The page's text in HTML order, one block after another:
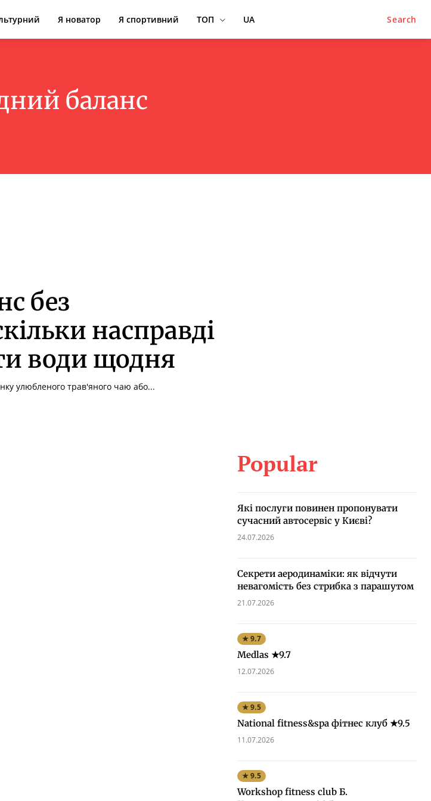
Я новатор Я спортивний ТОП UA Search
баланс
без
насправді
води щодня
улюбленого трав'яного чаю або...
Popular
Які послуги повинен пропонувати
сучасний автосервіс у Києві?
24.07.2026
Секрети аеродинаміки: як відчути
невагомість без стрибка з парашутом
21.07.2026
★ 9.7
Medlas ★9.7
12.07.2026
★ 9.5
National fitness&spa фітнес клуб ★9.5
11.07.2026
★ 9.5
Workshop fitness club Б.